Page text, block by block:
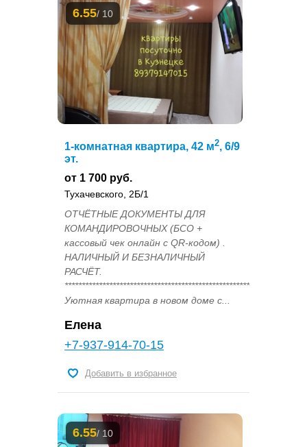
6.55/ 10
1-комнатная квартира, 42 м2, 6/9
эт.
от 1 700 руб.
Тухачевского, 2Б/1
ОТЧЁТНЫЕ ДОКУМЕНТЫ ДЛЯ
КОМАНДИРОВОЧНЫХ (БСО +
кассовый чек онлайн с QR-кодом) .
НАЛИЧНЫЙ И БЕЗНАЛИЧНЫЙ
РАСЧЁТ.
******************************************************.
Уютная квартира в новом доме с...
Елена
+7-937-914-70-15
Добавить в избранное
6.55/ 10